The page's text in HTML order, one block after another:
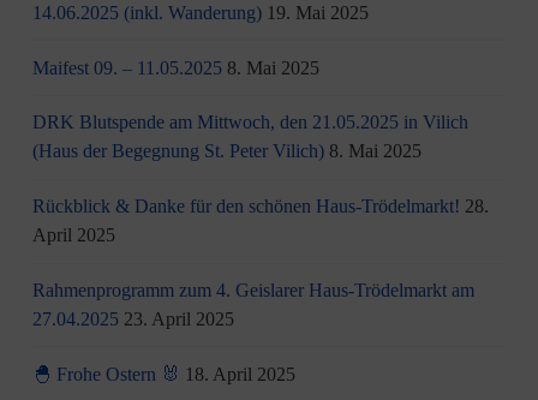
14.06.2025 (inkl. Wanderung) 19. Mai 2025
Maifest 09. – 11.05.2025 8. Mai 2025
DRK Blutspende am Mittwoch, den 21.05.2025 in Vilich
(Haus der Begegnung St. Peter Vilich) 8. Mai 2025
Rückblick & Danke für den schönen Haus-Trödelmarkt! 28.
April 2025
Rahmenprogramm zum 4. Geislarer Haus-Trödelmarkt am
27.04.2025 23. April 2025
🐣 Frohe Ostern 🐰 18. April 2025